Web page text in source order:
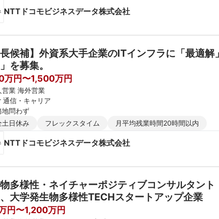
NTTドコモビジネスデータ株式会社
候補】外資系大手企業のITインフラに「最適
を募集。
万円〜1,500万円
営業 海外営業
通信・キャリア
地問わず
土日休み
フレックスタイム 月平均残業時間20時間以内
NTTドコモビジネスデータ株式会社
多様性・ネイチャーポジティブコンサルタン
大学発生物多様性TECHスタートアップ企業
円〜1,200万円